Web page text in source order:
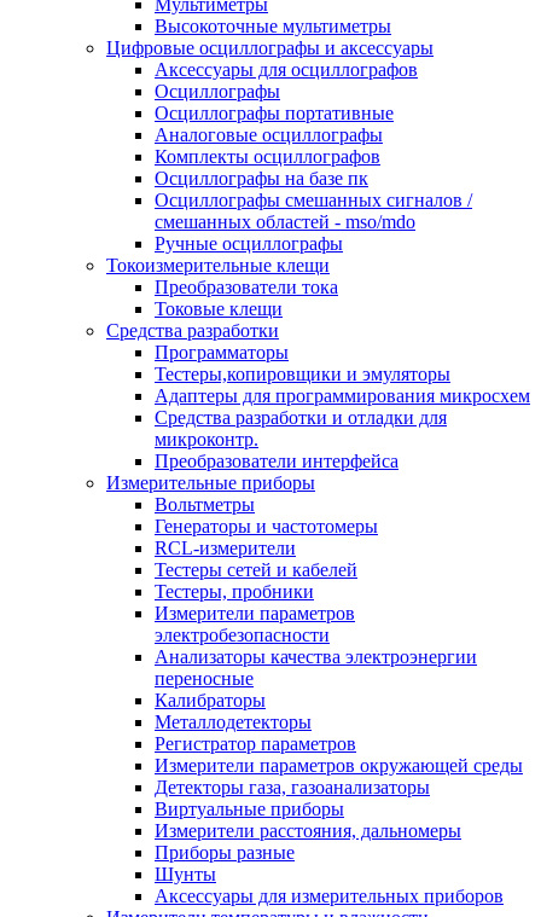
Высокоточные мультиметры
Цифровые осциллографы и аксессуары
Аксессуары для осциллографов
Осциллографы
Осциллографы портативные
Аналоговые осциллографы
Комплекты осциллографов
Осциллографы на базе пк
Осциллографы смешанных сигналов /
смешанных областей - mso/mdo
Ручные осциллографы
Токоизмерительные клещи
Преобразователи тока
Токовые клещи
Средства разработки
Программаторы
Тестеры,копировщики и эмуляторы
Адаптеры для программирования микросхем
Cредства разработки и отладки для
микроконтр.
Преобразователи интерфейса
Измерительные приборы
Вольтметры
Генераторы и частотомеры
RCL-измерители
Тестеры сетей и кабелей
Тестеры, пробники
Измерители параметров
электробезопасности
Анализаторы качества электроэнергии
переносные
Калибраторы
Металлодетекторы
Регистратор параметров
Измерители параметров окружающей среды
Детекторы газа, газоанализаторы
Виртуальные приборы
Измерители расстояния, дальномеры
Приборы разные
Шунты
Аксессуары для измерительных приборов